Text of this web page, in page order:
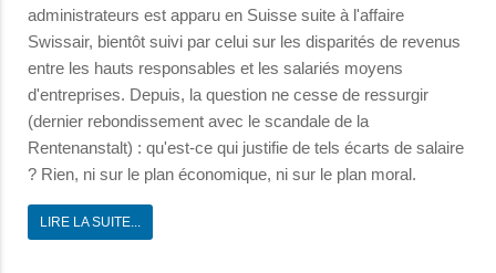
administrateurs est apparu en Suisse suite à l'affaire
Swissair, bientôt suivi par celui sur les disparités de revenus
entre les hauts responsables et les salariés moyens
d'entreprises. Depuis, la question ne cesse de ressurgir
(dernier rebondissement avec le scandale de la
Rentenanstalt) : qu'est-ce qui justifie de tels écarts de salaire
? Rien, ni sur le plan économique, ni sur le plan moral.
LIRE LA SUITE...